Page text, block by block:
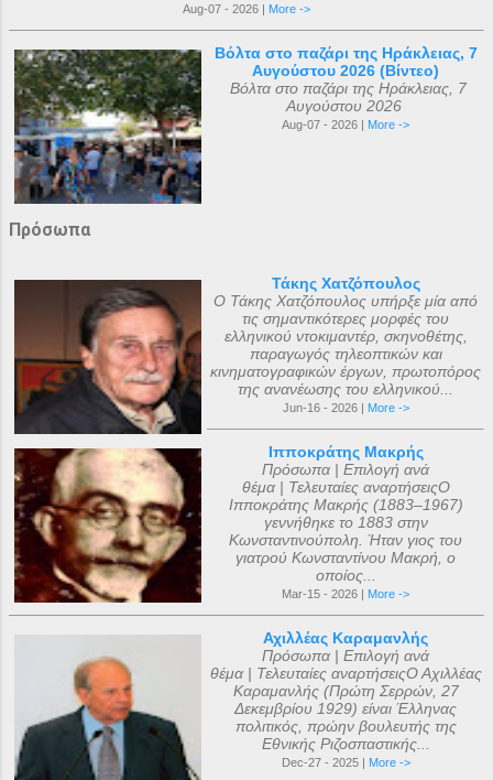
Aug-07 - 2026 | More ->
Βόλτα στο παζάρι της Ηράκλειας, 7
Αυγούστου 2026 (Βίντεο)
Βόλτα στο παζάρι της Ηράκλειας, 7
Αυγούστου 2026
Aug-07 - 2026 | More ->
Πρόσωπα
Τάκης Χατζόπουλος
Ο Τάκης Χατζόπουλος υπήρξε μία από
τις σημαντικότερες μορφές του
ελληνικού ντοκιμαντέρ, σκηνοθέτης,
παραγωγός τηλεοπτικών και
κινηματογραφικών έργων, πρωτοπόρος
της ανανέωσης του ελληνικού...
Jun-16 - 2026 | More ->
Ιπποκράτης Μακρής
Πρόσωπα | Επιλογή ανά
θέμα | Τελευταίες αναρτήσειςΟ
Ιπποκράτης Μακρής (1883–1967)
γεννήθηκε το 1883 στην
Κωνσταντινούπολη. Ήταν γιος του
γιατρού Κωνσταντίνου Μακρή, ο
οποίος...
Mar-15 - 2026 | More ->
Αχιλλέας Καραμανλής
Πρόσωπα | Επιλογή ανά
θέμα | Τελευταίες αναρτήσειςΟ Αχιλλέας
Καραμανλής (Πρώτη Σερρών, 27
Δεκεμβρίου 1929) είναι Έλληνας
πολιτικός, πρώην βουλευτής της
Εθνικής Ριζοσπαστικής...
Dec-27 - 2025 | More ->